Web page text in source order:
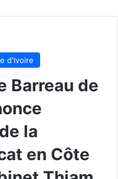
d'Ivoire
Barreau de
la
en Côte